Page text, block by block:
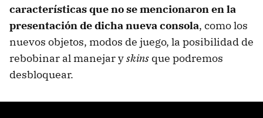
características que no se mencionaron en la
presentación de dicha nueva consola, como los
nuevos objetos, modos de juego, la posibilidad de
rebobinar al manejar yskins que podremos
desbloquear.